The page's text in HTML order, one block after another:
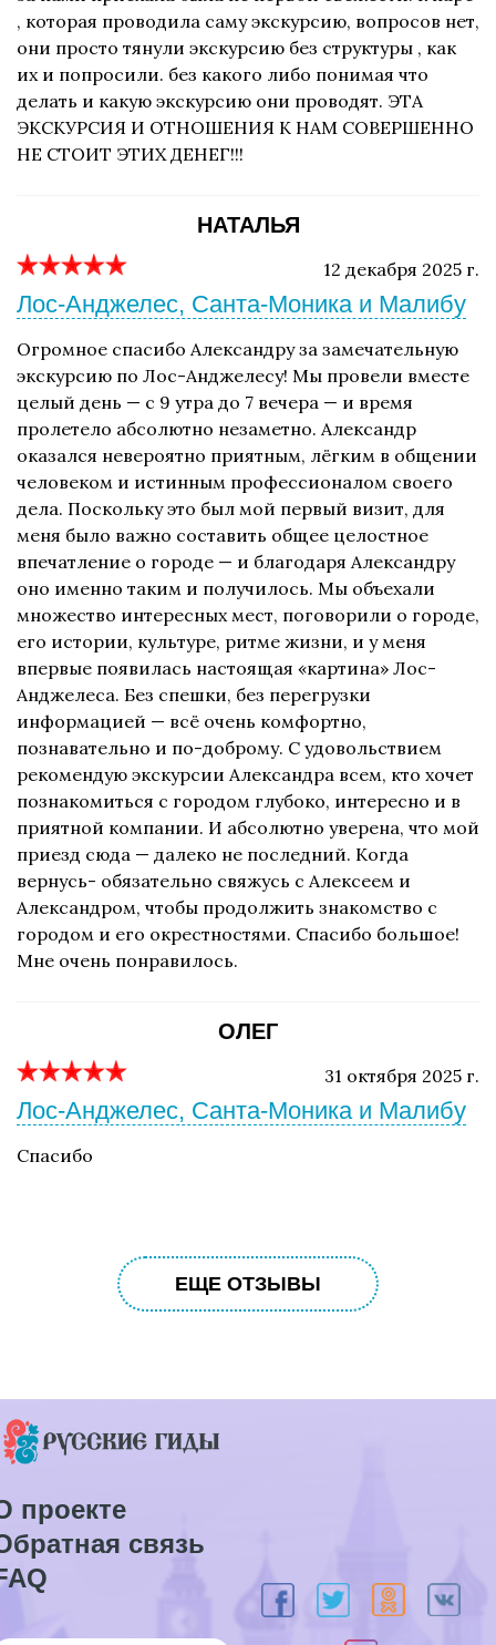
, которая проводила саму экскурсию, вопросов нет,
они просто тянули экскурсию без структуры , как
их и попросили. без какого либо понимая что
делать и какую экскурсию они проводят. ЭТА
ЭКСКУРСИЯ И ОТНОШЕНИЯ К НАМ СОВЕРШЕННО
НЕ СТОИТ ЭТИХ ДЕНЕГ!!!
НАТАЛЬЯ
12 декабря 2025 г.
Лос-Анджелес, Санта-Моника и Малибу
Огромное спасибо Александру за замечательную
экскурсию по Лос-Анджелесу! Мы провели вместе
целый день — с 9 утра до 7 вечера — и время
пролетело абсолютно незаметно. Александр
оказался невероятно приятным, лёгким в общении
человеком и истинным профессионалом своего
дела. Поскольку это был мой первый визит, для
меня было важно составить общее целостное
впечатление о городе — и благодаря Александру
оно именно таким и получилось. Мы объехали
множество интересных мест, поговорили о городе,
его истории, культуре, ритме жизни, и у меня
впервые появилась настоящая «картина» Лос-
Анджелеса. Без спешки, без перегрузки
информацией — всё очень комфортно,
познавательно и по-доброму. С удовольствием
рекомендую экскурсии Александра всем, кто хочет
познакомиться с городом глубоко, интересно и в
приятной компании. И абсолютно уверена, что мой
приезд сюда — далеко не последний. Когда
вернусь- обязательно свяжусь с Алексеем и
Александром, чтобы продолжить знакомство с
городом и его окрестностями. Спасибо большое!
Мне очень понравилось.
ОЛЕГ
31 октября 2025 г.
Лос-Анджелес, Санта-Моника и Малибу
Спасибо
ЕЩЕ ОТЗЫВЫ
проекте
связь